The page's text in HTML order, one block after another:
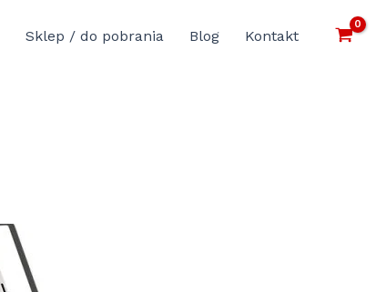
Sklep / do pobrania Blog Kontakt